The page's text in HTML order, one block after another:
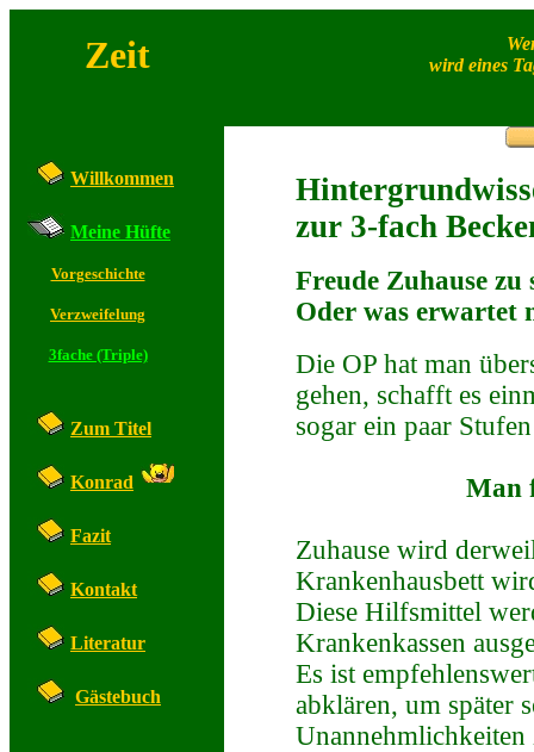
Zeit
wird eines
Willkommen
Meine Hüfte
Vorgeschichte
Verzweifelung
3fache (Triple)
Zum Titel
Konrad
Fazit
Kontakt
Literatur
Gästebuch
zur 3-fach
Freude Zuhause zu
Oder was erwartet
Die OP hat man
gehen, schafft es
sogar ein paar
Man
Zuhause wird
Krankenhausbett
Diese Hilfsmittel
Krankenkassen
Es ist
abklären, um später
Unannehmlichkeiten